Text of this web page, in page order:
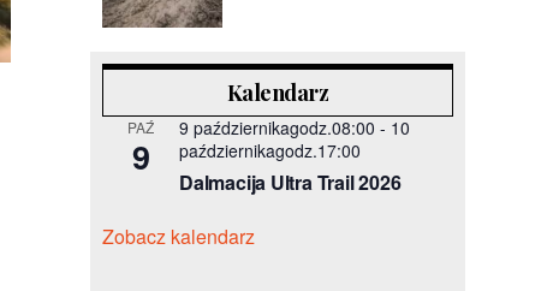
Kalendarz
PAŹ
9
9 październikagodz.08:00 - 10
październikagodz.17:00
Dalmacija Ultra Trail 2026
Zobacz kalendarz